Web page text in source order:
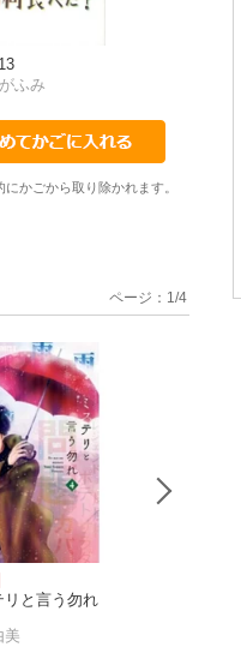
13
ふみ
かごから取り除かれます。
リと言う勿れ
美
ページ： 1/4